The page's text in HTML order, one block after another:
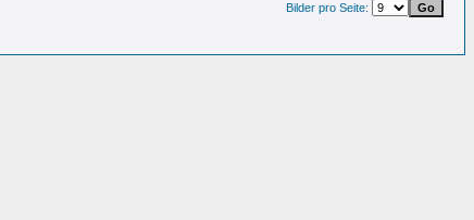
Bilder pro Seite: